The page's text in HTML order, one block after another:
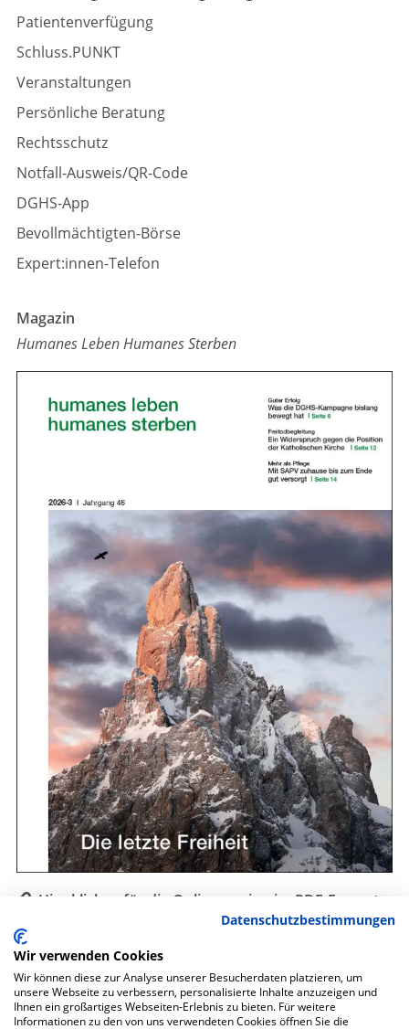
Datenschutzbestimmungen
Wir verwenden Cookies
Wir können diese zur Analyse unserer Besucherdaten platzieren, um
unsere Webseite zu verbessern, personalisierte Inhalte anzuzeigen und
Ihnen ein großartiges Webseiten-Erlebnis zu bieten. Für weitere
Informationen zu den von uns verwendeten Cookies öffnen Sie die
Patientenverfügung
Schluss.PUNKT
Veranstaltungen
Persönliche Beratung
Rechtsschutz
Notfall-Ausweis/QR-Code
DGHS-App
Bevollmächtigten-Börse
Expert:innen-Telefon
Magazin
Humanes Leben Humanes Sterben
Hier klicken für die Onlineversion im PDF-Format
Auch als gedruckte Zeitschrift erhältlich.